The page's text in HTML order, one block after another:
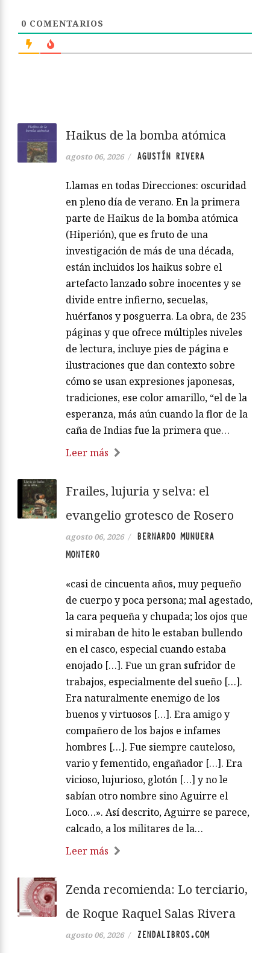
0 COMENTARIOS
Haikus de la bomba atómica
agosto 06, 2026 / AGUSTÍN RIVERA
Llamas en todas Direcciones: oscuridad
en pleno día de verano. En la primera
parte de Haikus de la bomba atómica
(Hiperión), que es fruto de una
investigación de más de una década,
están incluidos los haikus sobre el
artefacto lanzado sobre inocentes y se
divide entre infierno, secuelas,
huérfanos y posguerra. La obra, de 235
páginas y que ofrece múltiples niveles
de lectura, incluye pies de página e
ilustraciones que dan contexto sobre
cómo se usan expresiones japonesas,
tradiciones, ese color amarillo, “el de la
esperanza, más aún cuando la flor de la
caña de Indias fue la primera que…
Leer más
Frailes, lujuria y selva: el
evangelio grotesco de Rosero
agosto 06, 2026 /
BERNARDO MUNUERA
MONTERO
«casi de cincuenta años, muy pequeño
de cuerpo y poca persona; mal agestado,
la cara pequeña y chupada; los ojos que
si miraban de hito le estaban bullendo
en el casco, especial cuando estaba
enojado […]. Fue un gran sufridor de
trabajos, especialmente del sueño […].
Era naturalmente enemigo de los
buenos y virtuosos […]. Era amigo y
compañero de los bajos e infames
hombres […]. Fue siempre cauteloso,
vario y fementido, engañador […]. Era
vicioso, lujurioso, glotón […] y no le
sabían otro nombre sino Aguirre el
Loco…». Así descrito, Aguirre se parece,
calcado, a los militares de la…
Leer más
Zenda recomienda: Lo terciario,
de Roque Raquel Salas Rivera
agosto 06, 2026 / ZENDALIBROS.COM